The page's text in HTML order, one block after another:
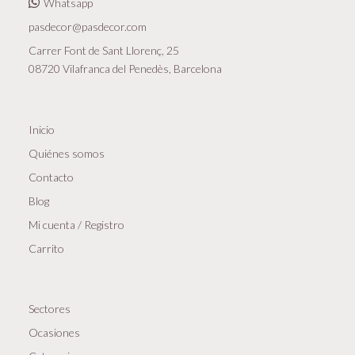
newsletters,
comunicaciones
comerciales
del
tratamiento:
Whatsapp
pasdecor@pasdecor.com
Carrer Font de Sant Llorenç, 25
08720 Vilafranca del Penedès, Barcelona
Inicio
Quiénes somos
Contacto
Blog
Mi cuenta / Registro
Carrito
Sectores
Ocasiones